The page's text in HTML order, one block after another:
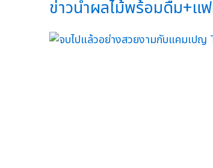
ข่าวน้ำผลไม้พร้อมดื่ม+แ